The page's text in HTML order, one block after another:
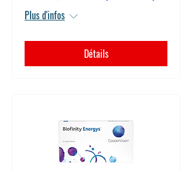
Plus d'infos
Détails